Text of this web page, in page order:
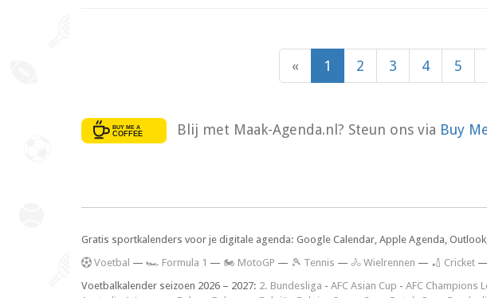
« 1 2 3 4 5
Blij met Maak-Agenda.nl? Steun ons via Buy
Gratis sportkalenders voor je digitale agenda: Google Calendar, Apple Agenda,
Voetbal — 🏎️ Formula 1 — 🏍 MotoGP — 🎾 Tennis — 🚴 Wielrennen — 🏏 Cricket —
Voetbalkalender seizoen 2026 – 2027: 2. Bundesliga - AFC Asian Cup - AFC Champions